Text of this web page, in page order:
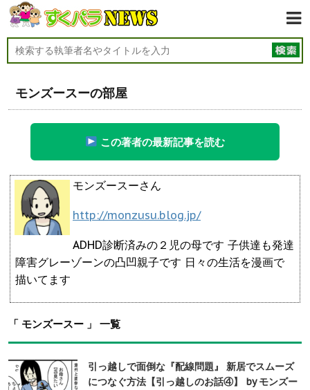
モンズースーの部屋
この著者の最新記事を読む
モンズースーさん
http://monzusu.blog.jp/
ADHD診断済みの２児の母です 子供達も発達
障害グレーゾーンの凸凹親子です 日々の生活を漫画で
描いてます
「 モンズースー 」 一覧
引っ越しで面倒な『配線問題』 新居でスムーズ
につなぐ方法【引っ越しのお話④】 by モンズー